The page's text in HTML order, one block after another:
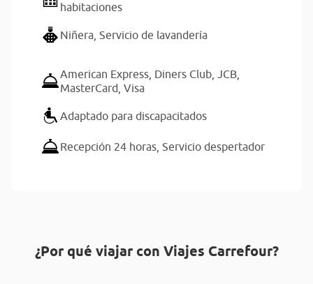
habitaciones
Niñera, Servicio de lavandería
American Express, Diners Club, JCB,
MasterCard, Visa
Adaptado para discapacitados
Recepción 24 horas, Servicio despertador
¿Por qué viajar con Viajes Carrefour?